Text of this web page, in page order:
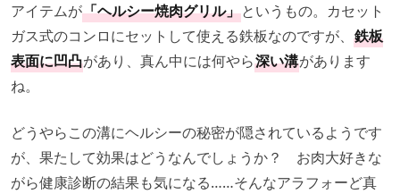
アイテムが「ヘルシー焼肉グリル」というもの。カセット
ガス式のコンロにセットして使える鉄板なのですが、 鉄板
表面に凹凸があり、真ん中には何やら深い溝があります
ね。
どうやらこの溝にヘルシーの秘密が隠されているようです
が、果たして効果はどうなんでしょうか？ お肉大好きな
がら健康診断の結果も気になる……そんなアラフォーど真